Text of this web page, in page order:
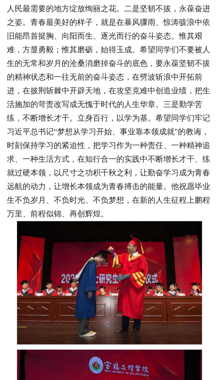
人民最需要的地方绽放绚丽之花。二是坚韧不拔，永葆奋进
之姿。青春最美好的样子，就是在暴风骤雨、惊涛骇浪中依
旧能昂首挺胸、向阳而生、逐光而行的奋斗姿态。惟其艰
难，方显勇毅；惟其磨砺，始得玉成。希望同学们不要被人
生的无常和岁月的沧桑消磨掉奋斗的底色，要永葆坚韧不拔
的精神状态和一往无前的奋斗姿态，在劈波斩浪中开拓前
进，在披荆斩棘中开辟天地，在攻坚克难中创造业绩，把生
活施加的苛责改写成无愧于时代的人生华章。三是勤学苦
练，不断增长才干。立身百行，以学为基。希望同学们牢记
习近平总书记“梦想从学习开始、事业靠本领成就”的教诲，
时刻保持学习的紧迫性，把学习作为一种责任、一种精神追
求、一种生活方式，在知行合一的实践中不断增长才干、练
就过硬本领，以尺寸之功积千秋之利，让勤奋学习成为青春
远航的动力，让增长本领成为青春搏击的能量。他祝愿毕业
生不负岁月、不负时光、不负梦想，在新的人生征程上鹏程
万里、前程似锦、再创辉煌。